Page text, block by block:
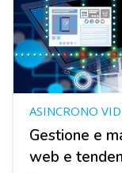
Gestione e
web e
ASINCRONO